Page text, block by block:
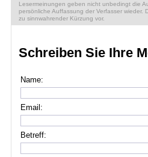
Lesermeinungen geben nicht unbedingt die
persönliche Auffassung der Verfasser wieder.
zu sinnwahrender Kürzung vor.
Schreiben Sie Ihre
Name:
Email:
Betreff: